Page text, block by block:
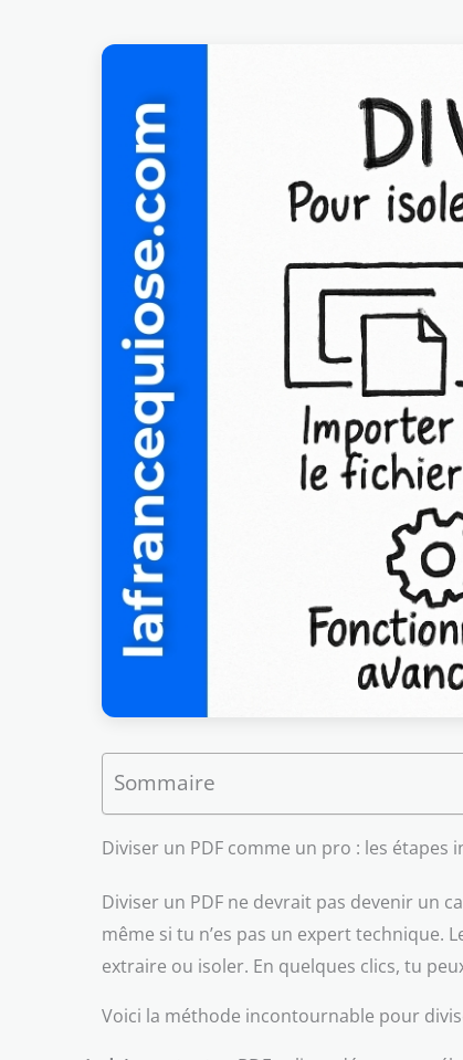
Sommaire
Diviser un PDF comme un pro : les
Diviser un PDF ne devrait pas devenir un
même si tu n’es pas un expert technique.
extraire ou isoler. En quelques clics, tu
Voici la méthode incontournable pour